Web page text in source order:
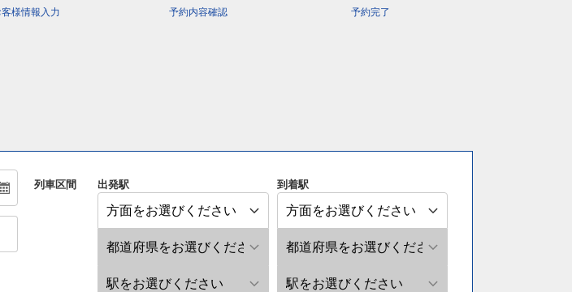
客様情報 入力 予約内容確認 予約完了
列車区間 出発駅 到着駅